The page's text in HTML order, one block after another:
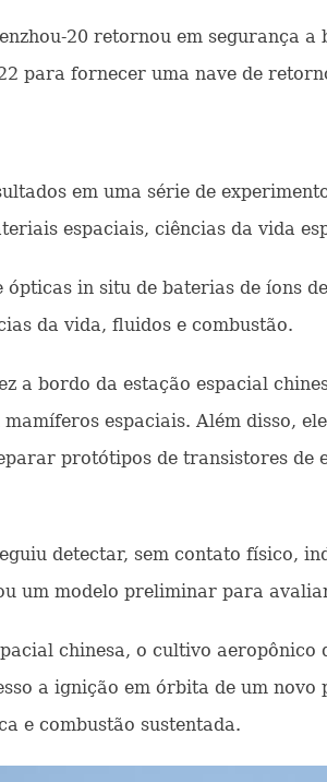
20 retornou em segurança
para fornecer uma nave de
em uma série de
espaciais, ciências da vida
in situ de baterias de íons
da vida, fluidos e combustão.
a bordo da estação espacial
espaciais. Além disso,
protótipos de transistores de
detectar, sem contato físico,
um modelo preliminar para
chinesa, o cultivo
a ignição em órbita de um
e combustão sustentada.